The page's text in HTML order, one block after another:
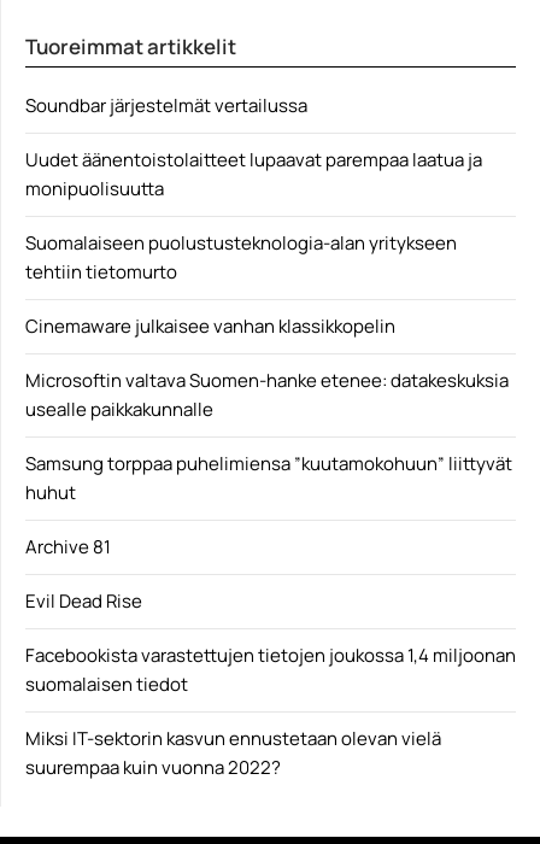
muutakin...
Abbey Lee
Tuoreimmat artikkelit
Soundbar järjestelmät vertailussa
Uudet äänentoistolaitteet lupaavat parempaa laatua ja
monipuolisuutta
Suomalaiseen puolustusteknologia-alan yritykseen
tehtiin tietomurto
Cinemaware julkaisee vanhan klassikkopelin
Microsoftin valtava Suomen-hanke etenee: datakeskuksia
usealle paikkakunnalle
Samsung torppaa puhelimiensa ”kuutamokohuun” liittyvät
huhut
Archive 81
Evil Dead Rise
Facebookista varastettujen tietojen joukossa 1,4 miljoonan
suomalaisen tiedot
Miksi IT-sektorin kasvun ennustetaan olevan vielä
suurempaa kuin vuonna 2022?